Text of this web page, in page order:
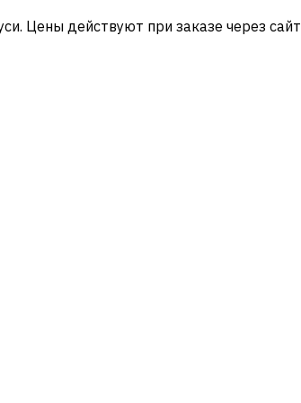
Цены действуют при заказе через